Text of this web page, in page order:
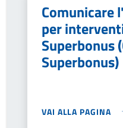
Comunicare
per
Superbonus
Superbonus)
VAI ALLA PAGINA